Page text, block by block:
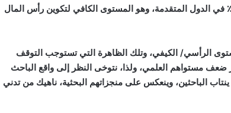
لا تتجاوز 4٪ للماجستير و4.1٪ للدكتوراه مقارنة بنسبة 10٪– 20٪ في الدول المتقدمة، وهو المستوى الكافي لتكوين رأس المال
الرأسي/ الكيفي، وتلك الظاهرة التي تستوجب التوقف
ضعف مستواهم العلمي، ولذا، نتوخى النظر إلى واقع الباحث
الباحثين، وينعكس على منجزاتهم البحثية، ناهيك من تدني